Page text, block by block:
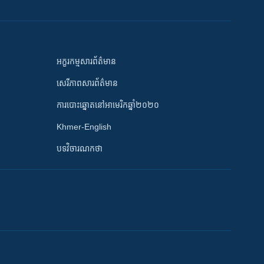
អក្ខរកម្មសារព័ត៌មាន
សេរីភាពសារព័ត៌មាន
ការបោះឆ្នោតនៅអាមេរិកឆ្នាំ២០២០
Khmer-English
បទវិចារណកថា